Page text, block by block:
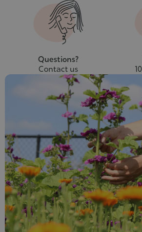
Questions?
Contact us